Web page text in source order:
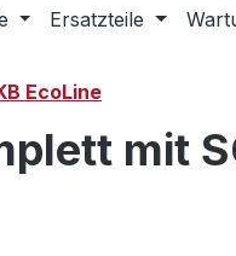
Ersatzteile
EcoLine
mit